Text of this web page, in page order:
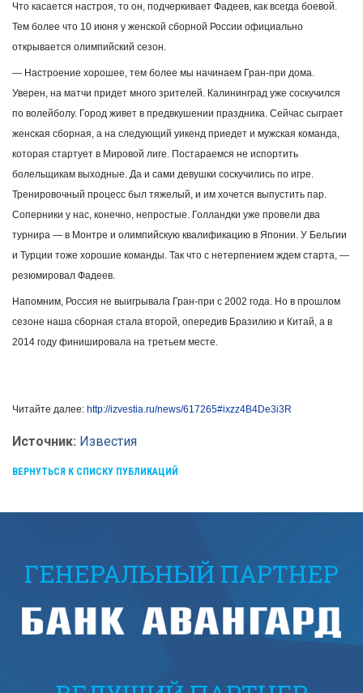
Что касается настроя, то он, подчеркивает Фадеев, как всегда боевой.
Тем более что 10 июня у женской сборной России официально
открывается олимпийский сезон.
— Настроение хорошее, тем более мы начинаем Гран-при дома.
Уверен, на матчи придет много зрителей. Калининград уже соскучился
по волейболу. Город живет в предвкушении праздника. Сейчас сыграет
женская сборная, а на следующий уикенд приедет и мужская команда,
которая стартует в Мировой лиге. Постараемся не испортить
болельщикам выходные. Да и сами девушки соскучились по игре.
Тренировочный процесс был тяжелый, и им хочется выпустить пар.
Соперники у нас, конечно, непростые. Голландки уже провели два
турнира — в Монтре и олимпийскую квалификацию в Японии. У Бельгии
и Турции тоже хорошие команды. Так что с нетерпением ждем старта, —
резюмировал Фадеев.
Напомним, Россия не выигрывала Гран-при с 2002 года. Но в прошлом
сезоне наша сборная стала второй, опередив Бразилию и Китай, а в
2014 году финишировала на третьем месте.
Читайте далее: http://izvestia.ru/news/617265#ixzz4B4De3i3R
Источник: Известия
ВЕРНУТЬСЯ К СПИСКУ ПУБЛИКАЦИЙ
ГЕНЕРАЛЬНЫЙ ПАРТНЕР